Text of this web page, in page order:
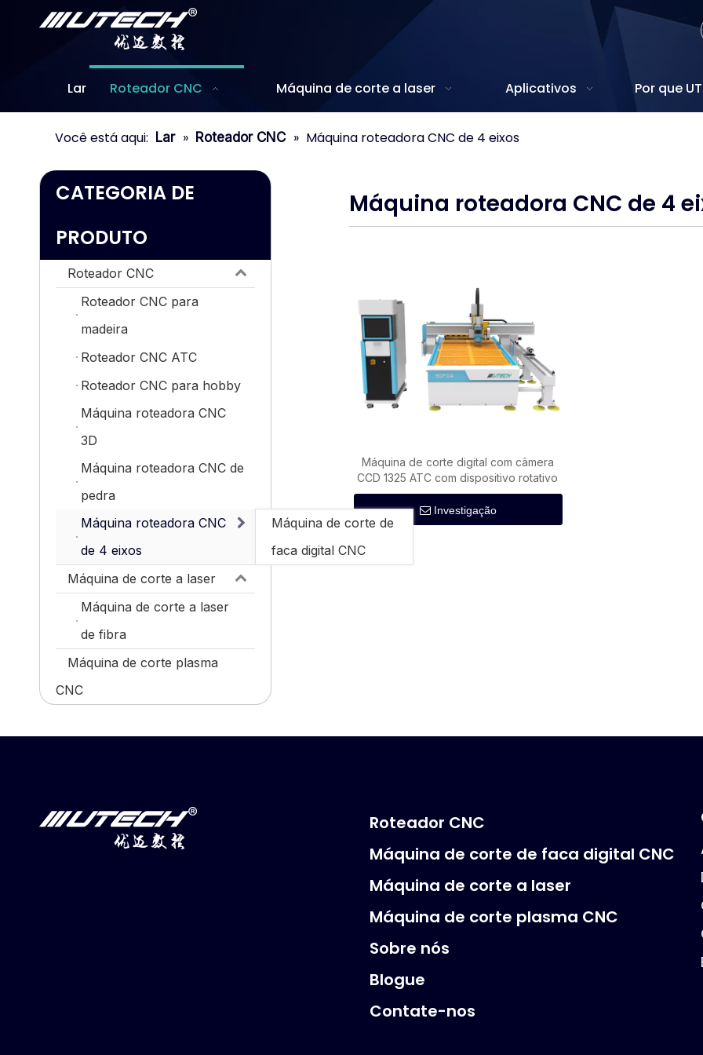
Lar Roteador CNC Máquina de corte a laser Aplicativos Por que
Você está aqui: Lar » Roteador CNC » Máquina roteadora CNC de 4 eixos
CATEGORIA DE
PRODUTO
Roteador CNC
Roteador CNC para
madeira
Roteador CNC ATC
Roteador CNC para hobby
Máquina roteadora CNC
3D
Máquina roteadora CNC de
pedra
Máquina roteadora CNC
de 4 eixos
Máquina de corte de
faca digital CNC
Máquina de corte a laser
Máquina de corte a laser
de fibra
Máquina de corte plasma
CNC
Máquina roteadora CNC de 4
Máquina de corte digital com câmera
CCD 1325 ATC com dispositivo rotativo
Investigação
Roteador CNC
Máquina de corte de faca digital CNC
Máquina de corte a laser
Máquina de corte plasma CNC
Sobre nós
Blogue
Contate-nos